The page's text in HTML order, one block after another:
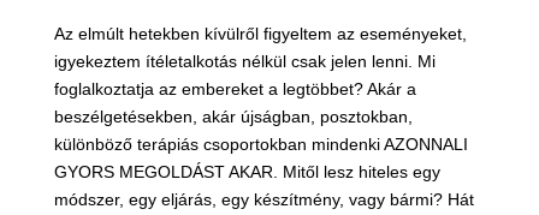
Az elmúlt hetekben kívülről figyeltem az eseményeket,
igyekeztem ítéletalkotás nélkül csak jelen lenni. Mi
foglalkoztatja az embereket a legtöbbet? Akár a
beszélgetésekben, akár újságban, posztokban,
különböző terápiás csoportokban mindenki AZONNALI
GYORS MEGOLDÁST AKAR. Mitől lesz hiteles egy
módszer, egy eljárás, egy készítmény, vagy bármi? Hát